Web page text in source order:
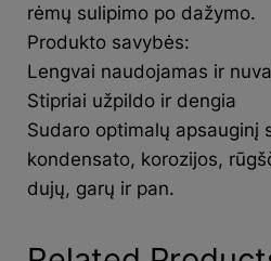
rėmų sulipimo po dažymo.
Produkto savybės:
Lengvai naudojamas ir
Stipriai užpildo ir dengia
Sudaro optimalų apsauginį
kondensato, korozijos,
dujų, garų ir pan.